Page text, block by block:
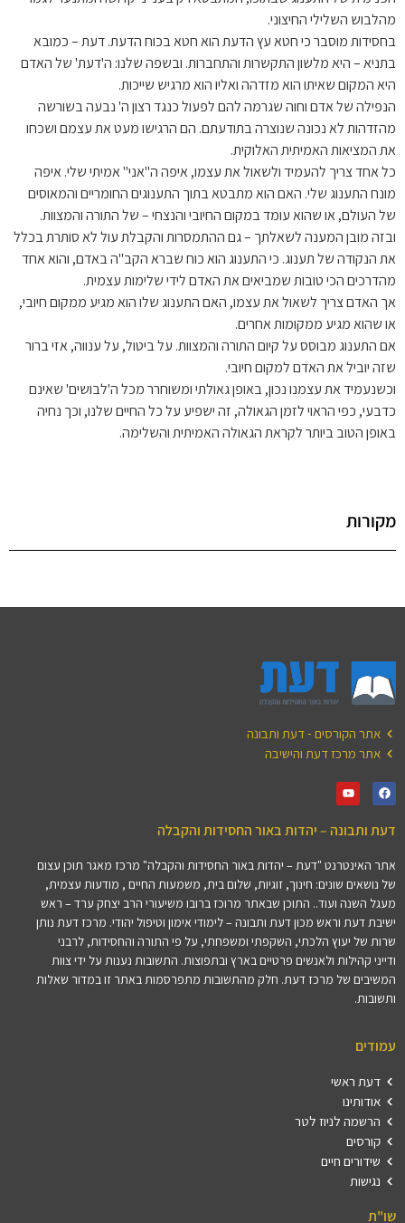
מהלבוש השלילי החיצוני.
בחסידות מוסבר כי חטא עץ הדעת הוא חטא בכוח הדעת. דעת – כמובא
בתניא – היא מלשון התקשרות והתחברות. ובשפה שלנו: ה'דעת' של האדם
היא המקום שאיתו הוא מזדהה ואליו הוא מרגיש שייכות.
הנפילה של אדם וחוה שגרמה להם לפעול כנגד רצון ה' נבעה בשורשה
מהזדהות לא נכונה שנוצרה בתודעתם. הם הרגישו מעט את עצמם ושכחו
את המציאות האמיתית האלוקית.
כל אחד צריך להעמיד ולשאול את עצמו, איפה ה"אני" אמיתי שלי. איפה
מונח התענוג שלי. האם הוא מתבטא בתוך התענוגים החומריים והמאוסים
של העולם, או שהוא עומד במקום החיובי והנצחי – של התורה והמצוות.
ובזה מובן המענה לשאלתך – גם ההתמסרות והקבלת עול לא סותרת בכלל
את הנקודה של תענוג. כי התענוג הוא כוח שברא הקב"ה באדם, והוא אחד
מהדרכים הכי טובות שמביאים את האדם לידי שלימות עצמית.
אך האדם צריך לשאול את עצמו, האם התענוג שלו הוא מגיע ממקום חיובי,
או שהוא מגיע ממקומות אחרים.
אם התענוג מבוסס על קיום התורה והמצוות. על ביטול, על ענווה, אזי ברור
שזה יוביל את האדם למקום חיובי.
וכשנעמיד את עצמנו נכון, באופן גאולתי ומשוחרר מכל ה'לבושים' שאינם
כדבעי, כפי הראוי לזמן הגאולה, זה ישפיע על כל החיים שלנו, וכך נחיה
באופן הטוב ביותר לקראת הגאולה האמיתית והשלימה.
מקורות
אתר הקורסים - דעת ותבונה
אתר מרכז דעת והישיבה
דעת ותבונה – יהדות באור החסידות והקבלה
אתר האינטרנט "דעת – יהדות באור החסידות והקבלה" מרכז מאגר תוכן עצום
של נושאים שונים: חינוך, זוגיות, שלום בית, משמעות החיים , מודעות עצמית,
מעגל השנה ועוד.. התוכן שבאתר מרוכז ברובו משיעורי הרב יצחק ערד – ראש
ישיבת דעת וראש מכון דעת ותבונה – לימודי אימון וטיפול יהודי. מרכז דעת נותן
שרות של יעוץ הלכתי, השקפתי ומשפחתי, על פי התורה והחסידות, לרבני
ודייני קהילות ולאנשים פרטיים בארץ ובתפוצות. התשובות נענות על ידי צוות
המשיבים של מרכז דעת. חלק מהתשובות מתפרסמות באתר זו במדור שאלות
ותשובות.
עמודים
דעת ראשי
אודותינו
הרשמה לניוז לטר
קורסים
שידורים חיים
נגישות
שו"ת